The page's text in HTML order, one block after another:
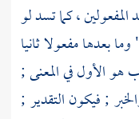
، كما تسد لو
بعدها مفعولا ثانيا
هو الأول في المعنى ;
; فيكون التقدير ;